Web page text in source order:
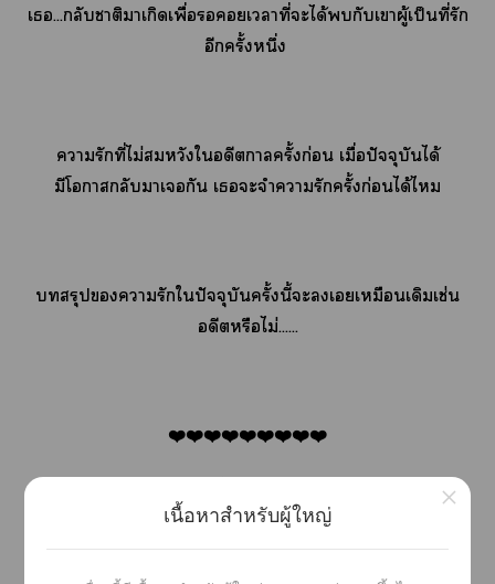
เ...กลับาติาเกิดเพื่อเาที่ะได้กับเาผู้เป็นที่รัก
อีกครั้งหนึ่ง
ารักที่ไม่สมหวังใอดีตาครั้งก่อน เมื่อปัจจุบันได้
มีโากลับาเกัน เะจำารักครั้งก่อนได้ไ
สรุปารักใปัจจุบันครั้งนี้ะเเหมือนเดิมเช่น
อดีตหรือไม่......
❤️❤️❤️❤️❤️❤️❤️❤️❤️
￼ไม่มีเาทำร้ายศิลปิน รูปาทุกรูปนำเาาใช้ะ
เพื่อให้รีดแะไท์ได้ฟินแะจินตนาการกันแค่นั้นเ เป็นกำลัง
เนื้อหาสำหรับผู้ใหญ่
×